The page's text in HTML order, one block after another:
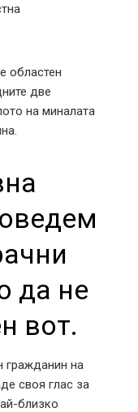
областен
две
на миналата
да не
вот.
гражданин на
своя глас за
близко